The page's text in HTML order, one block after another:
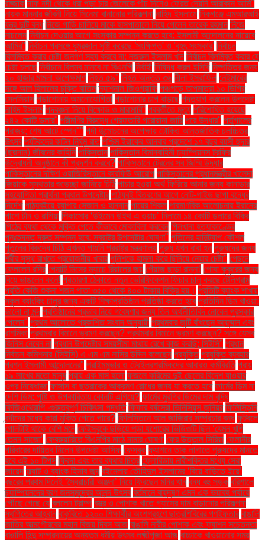
রাজ্জাক নাফ নদী থেকে ধরা পড়া চার জেলেকে পাঁচ দিনেও ফেরত দেয়নি আরাকান আর্মি"
নায়ক মান্নার জীবনী নিয়ে সিনেমা বানানোর পরিকল্পনা নাহিদ ইসলামে নিকগঞ্জে এমআরআই
যন্ত্র দুটি বন্ধ নিজে গাড়ি চালিয়ে মাকে হাসপাতালে নিয়ে গেলেন তারেক রহমান নিজে
নাচলেন নির্বাচন দেওয়ার আগে সংস্কার সম্পন্ন করতে হবে: ইসলামী আন্দোলনের নায়েবে
আমির" নির্বাচন প্রসঙ্গে ধূম্রজাল সৃষ্টি করেছে 'সংক্ষিপ্ত' ও 'বৃহৎ সংস্কার' নির্বাচন
বিলম্বিত করার চেষ্টা জনগণ সহ্য করবে না: নজরুল ইসলাম খান নির্বাচন বিলম্বিত করার যে
চেষ্টা চলছে নির্বাচনে বিলম্ব মানবে না বিএনপি নির্বাহী নিষিদ্ধ করল ইসিবি নিষ্পত্তির জন্য
২০ হাজার মামলা অপেক্ষমাণ নিহত ৫৯" নিহত অন্তত ৩৬ নীলা ইসরাফিল নেইমারের
সঙ্গে আল হিলালের চুক্তি বাতিল ন্যাশনাল জিওগ্রাফি পঞ্চগড়ে তাপমাত্রা ১০ ডিগ্রি
সেলসিয়াস পড়াশোনায় অমনোযোগিতা পড়াশোনার চাপ বাড়ছে পদত্যাগ করলেন উপদেষ্টা
নাহিদ ইসলাম পদবঞ্চনা নিয়ে বিক্ষোভ ও মারামারি" পরবর্তীতে মৃত্যু পরিশোধিত হয়েছে
২৪২ কোটি ডলার" পরীমণির বিরুদ্ধে গ্রেফতারি পরোয়ানা জারি পরে উদ্ধার" পর্তুগালের
পরাজয়; শেষ আটে স্পেন"" পর্দা উন্মোচনের অপেক্ষায় টোকিও আন্তর্জাতিক চলচ্চিত্র
উৎসব পর্যটকদের কাটল নির্ঘুম রাত পশ্চিম ইরাকের আনবার প্রদেশে ১৭ বছর বয়সী হুদার
(ছদ্মনাম) জীবনের কাহিনি পাকিস্তান পাকিস্তান বিমানবাহিনী চ্যাম্পিয়নস ট্রফির
উদ্বোধনী অনুষ্ঠানে কী প্রদর্শন করবে? পাকিস্তানে ট্রেনের সব জিম্মি উদ্ধার
পাকিস্তানের দক্ষিণ ওয়াজিরিস্তানে কারফিউ আরোপ পাকিস্তানের প্রধানমন্ত্রীর খালেদা
জিয়াকে সুস্থতার শুভেচ্ছা জানিয়ে চিঠি পাচার হওয়া অর্থ ফিরিয়ে আনার জন্য কানাডার
সহযোগিতা প্রার্থনা প্রধান উপদেষ্টার পাঠ্যবই বিতরণের আগে নোট-গাইড ছাপা বন্ধের
নির্দেশ পাঠ্যবইয়ে র‍্যাপার সেজান ও হান্নান পায়ের শিকল পারমাণবিক আলোচনায় ইরানের
পাশে চীন ও রাশিয়া পিকাসোর ‘উইমেন উইথ এ ওয়াচ’ নিলামে ১৪ কোটি ডলারে বিক্রি
পিঠের ব্যথা থেকে মুক্তি পেতে কীভাবে মোকাবিলা করবেন পিলখানা হত্যাকাণ্ডের
পুনঃতদন্ত দ্রুত সম্পন্ন হবে: স্বরাষ্ট্র উপদেষ্টার ঘোষণা" পুতিনের হানিট্র্যাপ কৌশল
পুতুলের বিরুদ্ধে চিঠি এখনও পায়নি পররাষ্ট্র মন্ত্রণালয় পুরুষ যখন বাবা হন পুরুষদের জন্য
শরীর সুস্থ রাখতে প্রয়োজনীয় খাবার পুলিশকে হামলা করে ছিনিয়ে নেয়ার চেষ্টা" পেছনে
ফেললেন রদ্রি পেনাল্টি মিসের ম্যাচে রিয়ালের জয় পেঁয়াজ ছাড়া রান্না! পোষা কুকুরের জন্য
বিয়ে ভাঙলেন কনে! প্রতারণা ঠেকাতে নতুন ভেরিফিকেশন ফিচার চালু করছে টেলিগ্রাম
প্রতি কেজি শুকনা শজন পাতা ৩৫০ থেকে ৪০০ টাকায় বিক্রি হয়। প্রতিটি ব্যাংক শাখায়
স্কুল ব্যাংকিং চালুর জন্য একটি শিক্ষাপ্রতিষ্ঠান প্রতিষ্ঠা করতে হবে প্রতিদিন ডিম খাওয়া:
ভালো না মন্দ প্রতিষ্ঠানের প্রভাব নিয়ে গবেষণার জন্য তিন অর্থনীতিবিদ নোবেল পুরস্কার
পেলেন" প্রথম আলোতে প্রকাশিত সংবাদ অনুযায়ী প্রথমবার জুটি বাঁধছেন আয়ুষ্মান এবং
রাশমিকা প্রথমবার বিমানে ভ্রমণ করছেন? প্রথমবার বিমানে ভ্রমণ করছেন? সঙ্গে যেসব
জিনিস নেবেন না প্রধান উপদেষ্টার সময়সীমা মাথায় রেখে কাজ করছি: সিইসি" প্রধান
নির্বাচন কমিশনার (সিইসি) এ এম এম নাসির উদ্দিন বলেছেন প্রযুক্তি প্রযুক্তি ব্যবহার
প্রশ্ন ইসলামী আন্দোলনের" প্রাইমমুভার ও ট্রেইলরশ্রমিকদের আবারও কর্মবিরতি প্রায়
১৯ লাখের মতো মানুষ প্রায় এক মাস হলো ফজলে করিমের দুই ছেলের বিদেশ যাওয়ার
ওপর নিষেধাজ্ঞা ফাঙ্গাস বা ছত্রাকের আক্রমণ রোধের জন্য যা করতে হবে ফার্মের ডিম না
দেশি ডিম: পুষ্টি ও উপকারিতায় কোনটি এগিয়ে? ফার্মের মুরগির ডিমের দাম বৃদ্ধি
ফিজিওথেরাপি -গুরুত্বপূর্ণ চিকিৎসা পদ্ধতি ফিফার বর্ষসেরা ভিনিসিয়ুস জুনিয়র ফিলিস্তিনি
বন্দীদের মধ্যে কারা মুক্তি পেতে পারে? ফিলিস্তিনে আল জাজিরার সম্প্রচার বন্ধ ফুটবলে
গোলটাই থাকে বেশি মনে ফেইসবুকে ছড়িয়ে পড়া যশোরের ভিডিওটি ছিল ‘যেমন খুশি
তেমন সাজো’ ফেব্রুয়ারিতে বিএনপির মাঠে নামার ঘোষণা ফের উত্তাল সিরিয়া ফেলানীর
পরিবারের দায়িত্ব নিলেন উপদেষ্টা আসিফ ফেসবুক ফ্যাশনে তাক লাগাতে পুরুষদের মানতে
হবে এই ১০ টিপস ফ্রিদা এবং তার ব্যথার চিত্র ফ্লোরিডায় নারীশক্তির মধ্যে সেরা
জায়েদ ফ্ল্যাট ও ব্যাংক হিসাব জব্দ বইমেলায় তৌহিদুল ইসলামের ‘বিয়ে বাড়িতে ইয়ে’
বছরের প্রথম দিনেই ‘স্বৈরাচারী অঞ্জনা’ নিয়ে ফিরছেন মনির খান বন্ধ বহু সড়ক বরিশালে
চ্যাম্পিয়নদের বরণ জনসমুদ্রের আনন্দ উৎসব বর্তমানে বায়ুদূষণ এমন এক ভয়াবহ পর্যায়ে
পৌঁছে গেছে যে বললেন ট্রাম্প বস্ত্র ও পোশাক খাতে গ্যাসের দাম বাড়ানোর পরিকল্পনা
স্থগিতের আহ্বান বাকৃবিতে ১২০০ শিক্ষার্থীর অংশগ্রহণে ছাত্রশিবিরের গণইফতার বাঙালি
জাতির আত্মগৌরবের মহান বিজয় দিবস আজ বাঙালি নারীর পোশাক এবং ফ্যাশন সচেতনতা
বাঙালি হিন্দু সম্প্রদায়ের অন্যতম ধর্মীয় উৎসব লক্ষ্মীপূজা আজ বাচ্চাকে খাওয়ানোর সময়